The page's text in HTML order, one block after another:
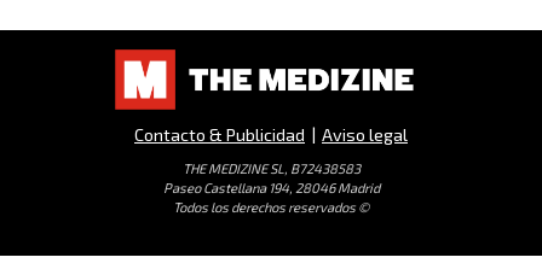
Contacto & Publicidad | Aviso legal
THE MEDIZINE SL, B72438583
Paseo Castellana 194, 28046 Madrid
Todos los derechos reservados ©